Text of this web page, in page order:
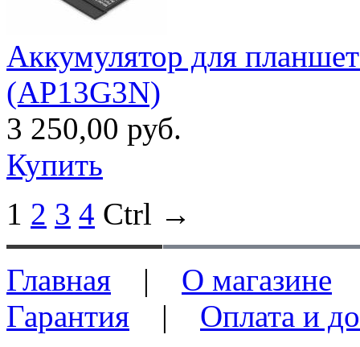
Аккумулятор для
(AP13G3N)
3 250,00 руб.
Купить
1 2 3 4 Ctrl →
Главная | О магазине
Гарантия | Оплата и